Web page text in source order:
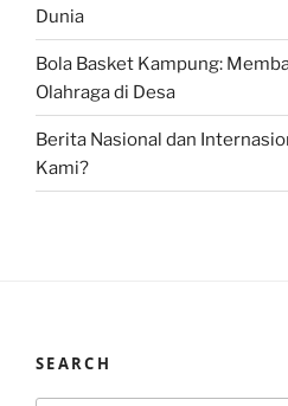
Dunia
Bola Basket Kampung:
Olahraga di Desa
Berita Nasional dan
Kami?
SEARCH